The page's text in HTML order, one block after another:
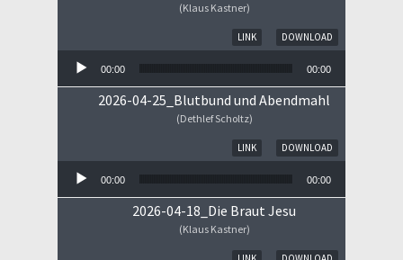
(Klaus Kastner)
DOWNLOAD
LINK
00:00 00:00
2026-04-25_Blutbund und Abendmahl
(Dethlef Scholtz)
DOWNLOAD
LINK
00:00 00:00
2026-04-18_Die Braut Jesu
(Klaus Kastner)